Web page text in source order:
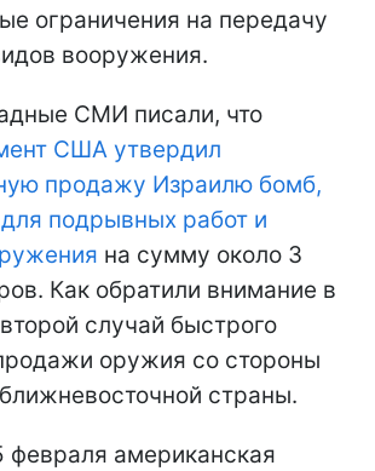
ограничения на передачу
вооружения.
СМИ писали, что
США утвердил
продажу Израилю бомб,
подрывных работ и
на сумму около 3
Как обратили внимание в
случай быстрого
оружия со стороны
страны.
американская